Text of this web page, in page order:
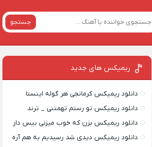
جستجو
ریمیکس‌ های جدید
دانلود ریمیکس کرمانجی هر گوله اینستا
دانلود ریمیکس تو رستم تهمتنی _ ترند
دانلود ریمیکس بزن که خوب میزنی بیس دار
دانلود ریمیکس دیدی شد رسیدیم به هم آره